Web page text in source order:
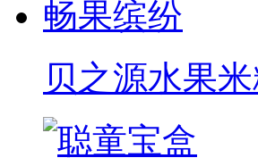
贝之源水果